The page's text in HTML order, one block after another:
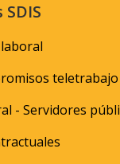
teletrabajo
- Servidores